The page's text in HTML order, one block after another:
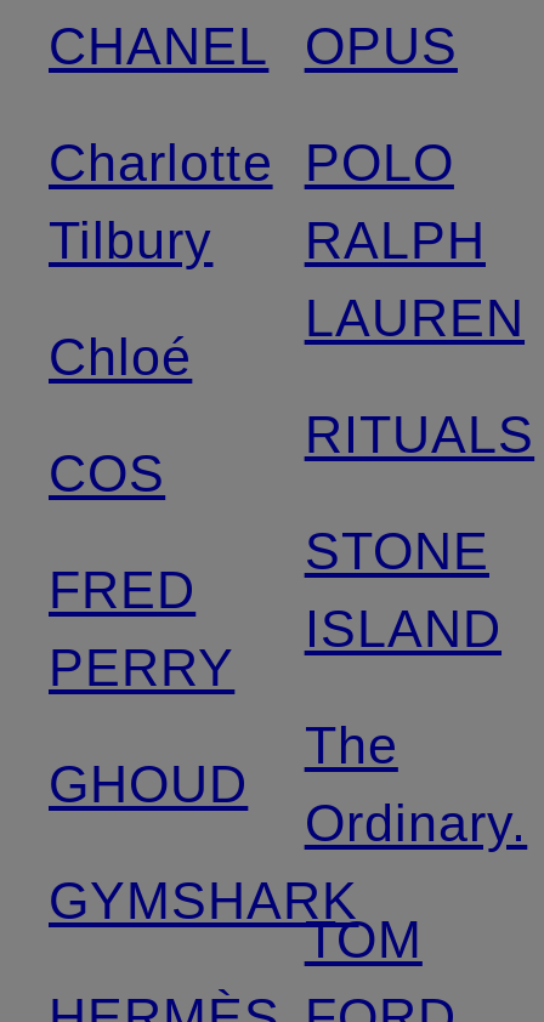
CHANEL
Charlotte
Tilbury
Chloé
COS
FRED
PERRY
GHOUD
GYMSHARK
OPUS
POLO
RALPH
LAUREN
RITUALS
STONE
ISLAND
The
Ordinary.
TOM